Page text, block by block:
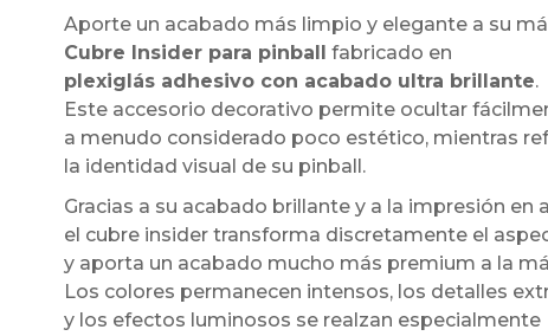
Aporte un acabado más limpio y elegante a su
Cubre Insider para pinball fabricado en
plexiglás adhesivo con acabado ultra brillante.
Este accesorio decorativo permite ocultar
a menudo considerado poco estético, mientras
la identidad visual de su pinball.
Gracias a su acabado brillante y a la impresión en
el cubre insider transforma discretamente el
y aporta un acabado mucho más premium a la
Los colores permanecen intensos, los detalles
y los efectos luminosos se realzan especialmente